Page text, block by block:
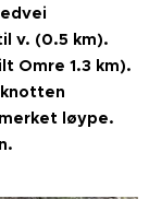
v. (0.5 km).
Omre 1.3 km).
løype.